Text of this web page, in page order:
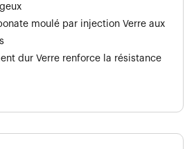
moulé par injection Verre aux
dur Verre renforce la résistance